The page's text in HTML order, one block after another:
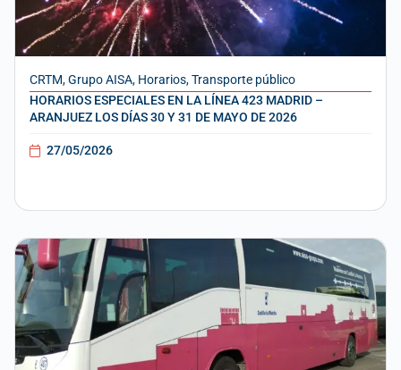
CRTM,Grupo AISA, Horarios,Transporte público
HORARIOS ESPECIALES EN LA LÍNEA 423 MADRID –
ARANJUEZ LOS DÍAS 30 Y 31 DE MAYO DE 2026
27/05/2026